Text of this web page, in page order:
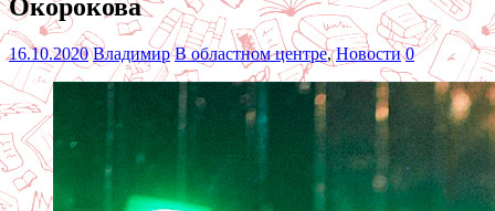
Окорокова
16.10.2020 Владимир В областном центре,Новости 0